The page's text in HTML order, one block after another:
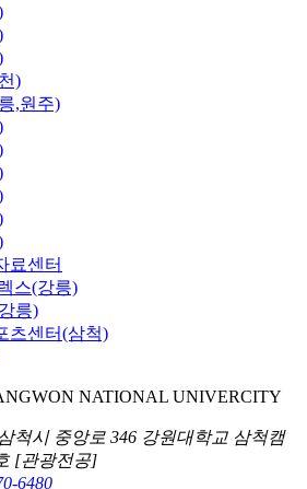
)
,원주)
료센터
스(강릉)
릉)
츠센터(삼척)
척시 중앙로 346 강원대학교 삼척캠
[관광전공]
6480